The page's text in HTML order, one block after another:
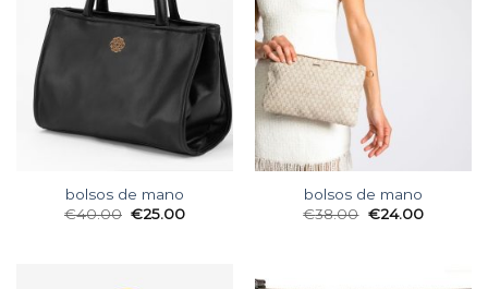
bolsos de mano
€40.00 €25.00
bolsos de mano
€38.00 €24.00